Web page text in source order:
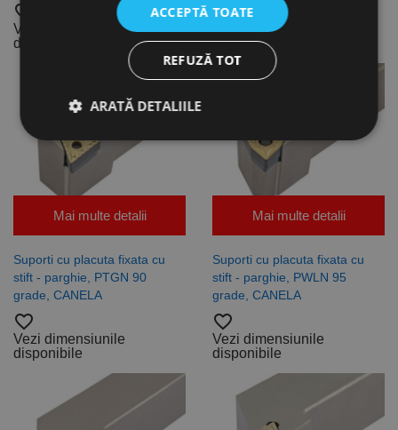
favorite_border
Vezi dimensiunile
disponibile
favorite_border
Vezi dimensiunile
disponibile
Mai multe detalii
Suporti cu placuta fixata cu
stift - parghie, PTGN 90
grade, CANELA
favorite_border
Vezi dimensiunile
disponibile
Mai multe detalii
Suporti cu placuta fixata cu
stift - parghie, PWLN 95
grade, CANELA
favorite_border
Vezi dimensiunile
disponibile
ACCEPTĂ TOATE
REFUZĂ TOT
ARATĂ DETALIILE
De performanță
Cookie-urile strict necesare permit funcționalitatea
principală a site-ului web, cum ar fi autentificarea
utilizatorului și gestionarea contului. Site-ul web nu
poate fi utilizat corect fără cookie-uri strict necesare.
Nume
Furnizor /
Domeniu
Expirare
www.rocast.ro
este utilizat
de serviciul
Script.com